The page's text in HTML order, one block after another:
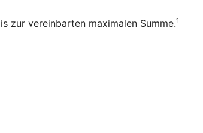
zur vereinbarten maximalen Summe.1